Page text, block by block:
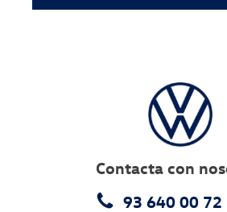
Contacta con
93 640 00 72